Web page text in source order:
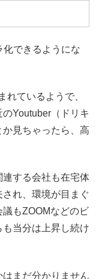
化できるようにな
れているようで、
Youtuber（ドリキ
見ちゃったら、高
する会社も在宅体
れ、環境が目まぐ
もZOOMなどのビ
当分は上昇し続け
まだ分かりません